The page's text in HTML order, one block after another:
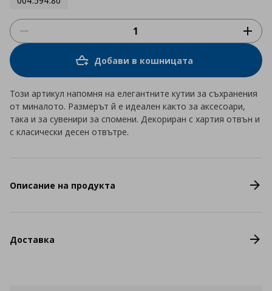
Добави в кошницата
Този артикул напомня на елегантните кутии за съхранения
от миналото. Размерът й е идеален както за аксесоари,
така и за сувенири за спомени. Декориран с хартия отвън и
с класически десен отвътре.
Описание на продукта
Доставка